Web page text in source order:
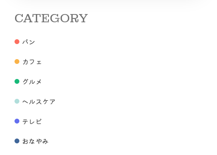
CATEGORY
パン
カフェ
グルメ
ヘルスケア
テレビ
おなやみ